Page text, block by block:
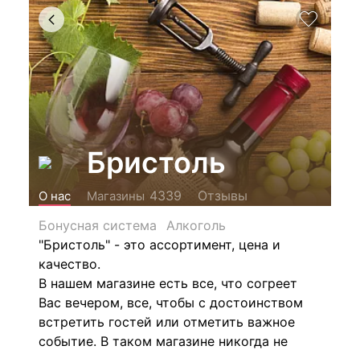
Бристоль
О нас Магазины 4339
Отзывы
Бонусная система
Алкоголь
"Бристоль" - это ассортимент, цена и
качество.
В нашем магазине есть все, что согреет
Вас вечером, все, чтобы с достоинством
встретить гостей или отметить важное
событие. В таком магазине никогда не